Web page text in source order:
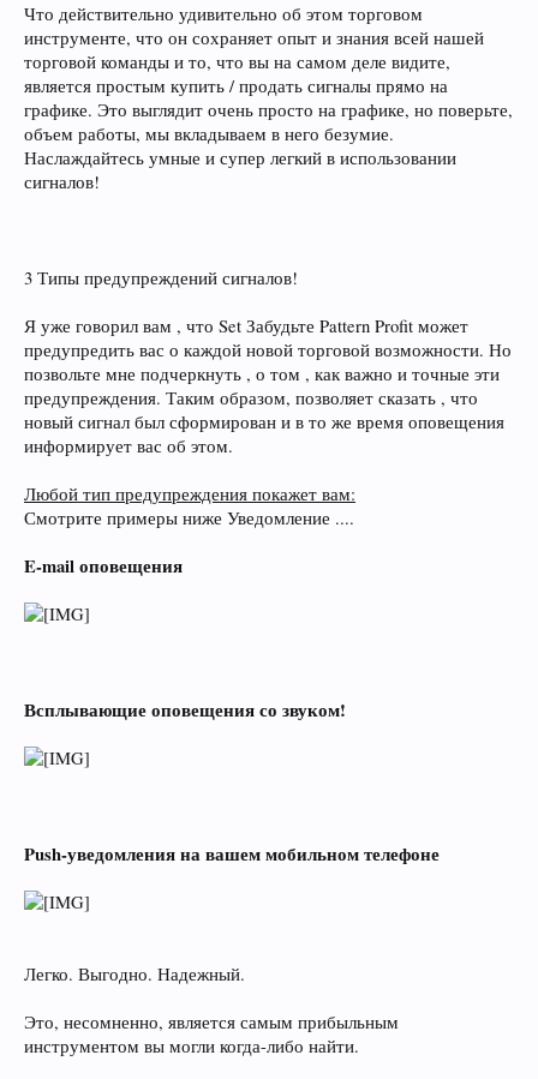
Что действительно удивительно об этом торговом
инструменте, что он сохраняет опыт и знания всей нашей
торговой команды и то, что вы на самом деле видите,
является простым купить / продать сигналы прямо на
графике. Это выглядит очень просто на графике, но поверьте,
объем работы, мы вкладываем в него безумие.
Наслаждайтесь умные и супер легкий в использовании
сигналов!
3 Типы предупреждений сигналов!
Я уже говорил вам , что Set Забудьте Pattern Profit может
предупредить вас о каждой новой торговой возможности. Но
позвольте мне подчеркнуть , о том , как важно и точные эти
предупреждения. Таким образом, позволяет сказать , что
новый сигнал был сформирован и в то же время оповещения
информирует вас об этом.
Любой тип предупреждения покажет вам:
Смотрите примеры ниже Уведомление ....
E-mail оповещения
Всплывающие оповещения со звуком!
Push-уведомления на вашем мобильном телефоне
Легко. Выгодно. Надежный.
Это, несомненно, является самым прибыльным
инструментом вы могли когда-либо найти.